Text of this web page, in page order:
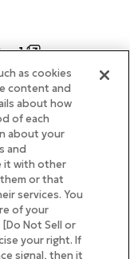
ー]
as cookies
content and
about how
of each
about your
and
it with other
or that
services. You
of your
Not Sell or
your right. If
signal, then it